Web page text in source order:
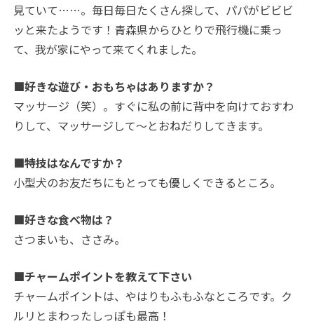
見ていて……。 毎日毎日たくさん探して、パパがビビビ
ッと来たようです！青森県からひとりで飛行機に乗っ
て、我が家にやって来てくれました。
■好きな遊び・おもちゃはありますか？
マッサージ（笑）。すぐに私の前に背中を向けておすわ
りして、マッサージして〜とおねだりしてきます。
■特技はなんですか？
小型犬のお友だちにもとっても優しくできるところ。
■好きな食べ物は？
さつまいも、ささみ。
■チャームポイントを教えて下さい
チャームポイントは、やはりもふもふなところです。ク
ルリとまわったしっぽも最高！